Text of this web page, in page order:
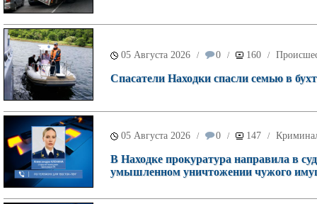
05 Августа 2026 / 0 / 160 /
Спасатели Находки спасли семью в
05 Августа 2026 / 0 / 147 /
В Находке прокуратура направила в
умышленном уничтожении чужого